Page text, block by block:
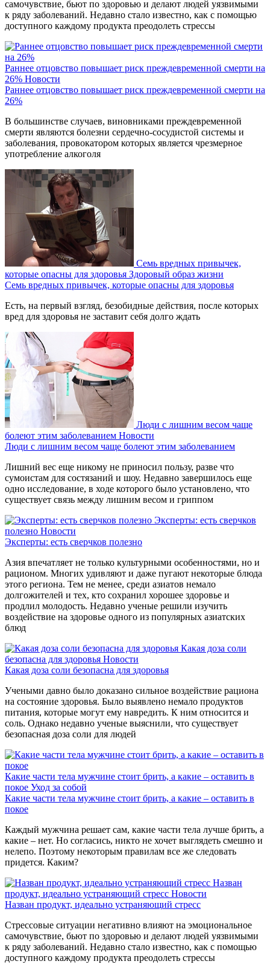
самочувствие, бьют по здоровью и делают людей уязвимыми
к ряду заболеваний. Недавно стало известно, как с помощью
доступного каждому продукта преодолеть стрессы
Раннее отцовство повышает риск преждевременной смерти на
26% Новости
Раннее отцовство повышает риск преждевременной смерти на
26%
В большинстве случаев, виновниками преждевременной
смерти являются болезни сердечно-сосудистой системы и
заболевания, провокатором которых является чрезмерное
употребление алкоголя
Семь вредных привычек,
которые опасны для здоровья Здоровый образ жизни
Семь вредных привычек, которые опасны для здоровья
Есть, на первый взгляд, безобидные действия, после которых
вред для здоровья не заставит себя долго ждать
Люди с лишним весом чаще
болеют этим заболеванием Новости
Люди с лишним весом чаще болеют этим заболеванием
Лишний вес еще никому не приносил пользу, разве что
сумоистам для состязаний и шоу. Недавно завершилось еще
одно исследование, в ходе которого было установлено, что
существует связь между лишним весом и гриппом
Эксперты: есть сверчков
полезно Новости
Эксперты: есть сверчков полезно
Азия впечатляет не только культурными особенностями, но и
рационом. Многих удивляют и даже пугают некоторые блюда
этого региона. Тем не менее, среди азиатов немало
долгожителей и тех, кто сохранил хорошее здоровье и
продлил молодость. Недавно ученые решили изучить
воздействие на здоровье одного из популярных азиатских
блюд
Какая доза соли
безопасна для здоровья Новости
Какая доза соли безопасна для здоровья
Учеными давно было доказано сильное воздействие рациона
на состояние здоровья. Было выявлено немало продуктов
питания, которые могут ему навредить. К ним относится и
соль. Однако недавно ученые выяснили, что существует
безопасная доза соли для людей
Какие части тела мужчине стоит брить, а какие – оставить в
покое Уход за собой
Какие части тела мужчине стоит брить, а какие – оставить в
покое
Каждый мужчина решает сам, какие части тела лучше брить, а
какие – нет. Но согласись, никто не хочет выглядеть смешно и
нелепо. Поэтому некоторым правилам все же следовать
придется. Каким?
Назван
продукт, идеально устраняющий стресс Новости
Назван продукт, идеально устраняющий стресс
Стрессовые ситуации негативно влияют на эмоциональное
самочувствие, бьют по здоровью и делают людей уязвимыми
к ряду заболеваний. Недавно стало известно, как с помощью
доступного каждому продукта преодолеть стрессы